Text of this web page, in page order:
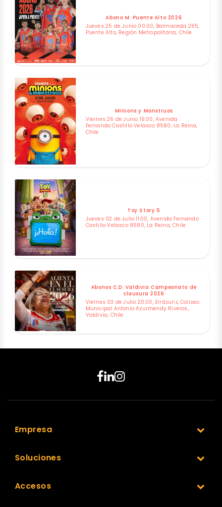
Abono M. Puente Alto 2026
Jueves 25 de Junio 00:00, Balmaceda 265,
Puente Alto, Región Metropolitana, Chile
Minions y Monstruos
Viernes 26 de Junio 19:00, Avenida
Fernando Castillo Velasco 8580, La Reina,
Chile
Toy Story 5
Jueves 02 de Julio 11:00, Avenida Fernando
Castillo Velasco 8580, La Reina, Chile
Abonos C.D. Valdivia Campeonato de
clausura 2026
Viernes 03 de Julio 20:00, Errázuriz, Coliseo
Municipal Antonio Azurmendy Riveros,
Valdivia, Chile
Empresa
Soluciones
Accesos